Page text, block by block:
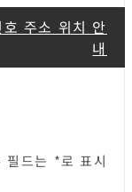
주소 위치 안
내
필드는 *로 표시